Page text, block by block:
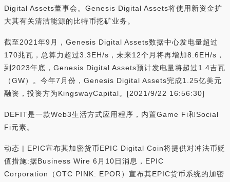
Digital Assets董事会。Genesis Digital Assets将使用新资金扩
大其有关清洁能源的比特币挖矿业务。
截至2021年9月，Genesis Digital Assets数据中心发电量超过
170兆瓦，总算力超过3.3EH/s，未来12个月将再增加8.6EH/s，
到2023年底，Genesis Digital Assets预计发电量将超过1.4吉瓦
（GW）。今年7月份，Genesis Digital Assets完成1.25亿美元
融资，投资方为KingswayCapital。[2021/9/22 16:56:30]
DEFIT是一款Web3生活方式应用程序，内置Game Fi和Social
Fi元素。
动态 | EPIC宣布其加密货币EPIC Digital Coin将提供对冲法币贬
值措施:据Business Wire 6月10日消息，EPIC
Corporation（OTC PINK: EPOR）宣布其EPIC货币系统的加密